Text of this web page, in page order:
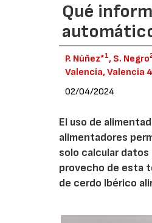
Qué
P. Núñez*1, S. Negro
Valencia, Valencia
02/04/2024
El uso de
alimentadores
solo calcular
provecho de esta
de cerdo Ibérico